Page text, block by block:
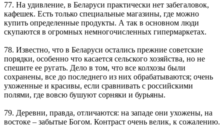
77. На удивление, в Беларуси практически нет забегаловок,
кафешек. Есть только специальные магазины, где можно
купить определенные продукты. А так в основном люди
скупаются в огромных немногочисленных гипермаркетах.
78. Известно, что в Беларуси остались прежние советские
порядки, особенно что касается сельского хозяйства, но не
спешите ее ругать. Дело в том, что все колхозы были
сохранены, все до последнего из них обрабатываются; очень
ухоженные и красивы, если сравнивать с российскими
полями, где вовсю бушуют сорняки и бурьяны.
79. Деревни, правда, отличаются: на западе они ухожены, на
востоке – забытые Богом. Контраст очень велик, к сожалению.